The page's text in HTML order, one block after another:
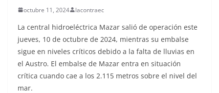
octubre 11, 2024 lacontraec
La central hidroeléctrica Mazar salió de operación este
jueves, 10 de octubre de 2024, mientras su embalse
sigue en niveles críticos debido a la falta de lluvias en
el Austro. El embalse de Mazar entra en situación
crítica cuando cae a los 2.115 metros sobre el nivel del
mar.